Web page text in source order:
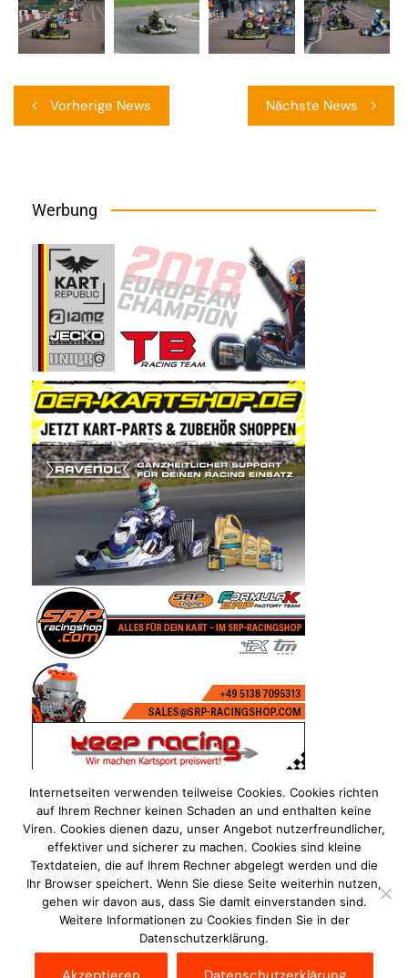
Vorherige News Nächste News
Werbung
Internetseiten verwenden teilweise Cookies. Cookies richten
auf Ihrem Rechner keinen Schaden an und enthalten keine
Viren. Cookies dienen dazu, unser Angebot nutzerfreundlicher,
effektiver und sicherer zu machen. Cookies sind kleine
Textdateien, die auf Ihrem Rechner abgelegt werden und die
Ihr Browser speichert. Wenn Sie diese Seite weiterhin nutzen,
gehen wir davon aus, dass Sie damit einverstanden sind.
Weitere Informationen zu Cookies finden Sie in der
Datenschutzerklärung.